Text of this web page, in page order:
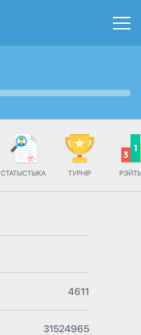
СТАТЫСТЫКА ТУРНІР
4611
31524965